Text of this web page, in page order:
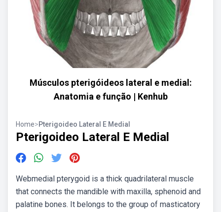
Músculos pterigóideos lateral e medial:
Anatomia e função | Kenhub
Home>Pterigoideo Lateral E Medial
Pterigoideo Lateral E Medial
Webmedial pterygoid is a thick quadrilateral muscle
that connects the mandible with maxilla, sphenoid and
palatine bones. It belongs to the group of masticatory